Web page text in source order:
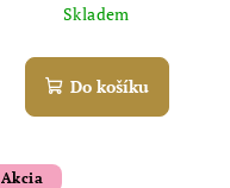
Skladem
Do košíku
Akcia